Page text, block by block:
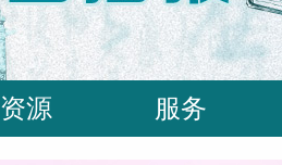
资源 服务